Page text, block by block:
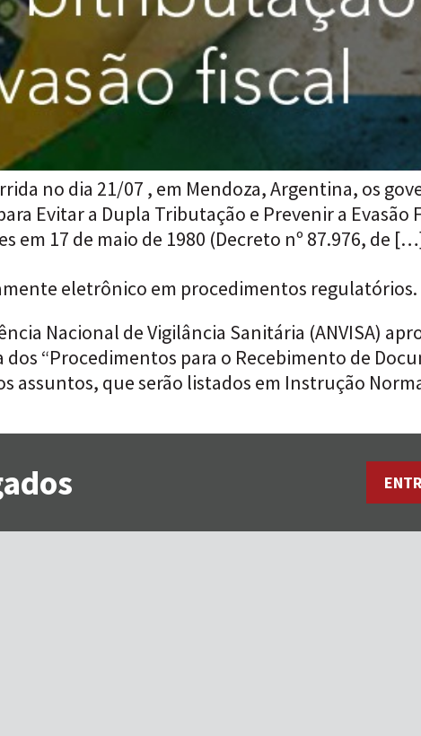
no dia 21/07 , em Mendoza, Argentina, os
Evitar a Dupla Tributação e Prevenir a Evasão
em 17 de maio de 1980 (Decreto nº 87.976, de
eletrônico em procedimentos regulatórios.
Nacional de Vigilância Sanitária (ANVISA)
dos “Procedimentos para o Recebimento de
assuntos, que serão listados em Instrução